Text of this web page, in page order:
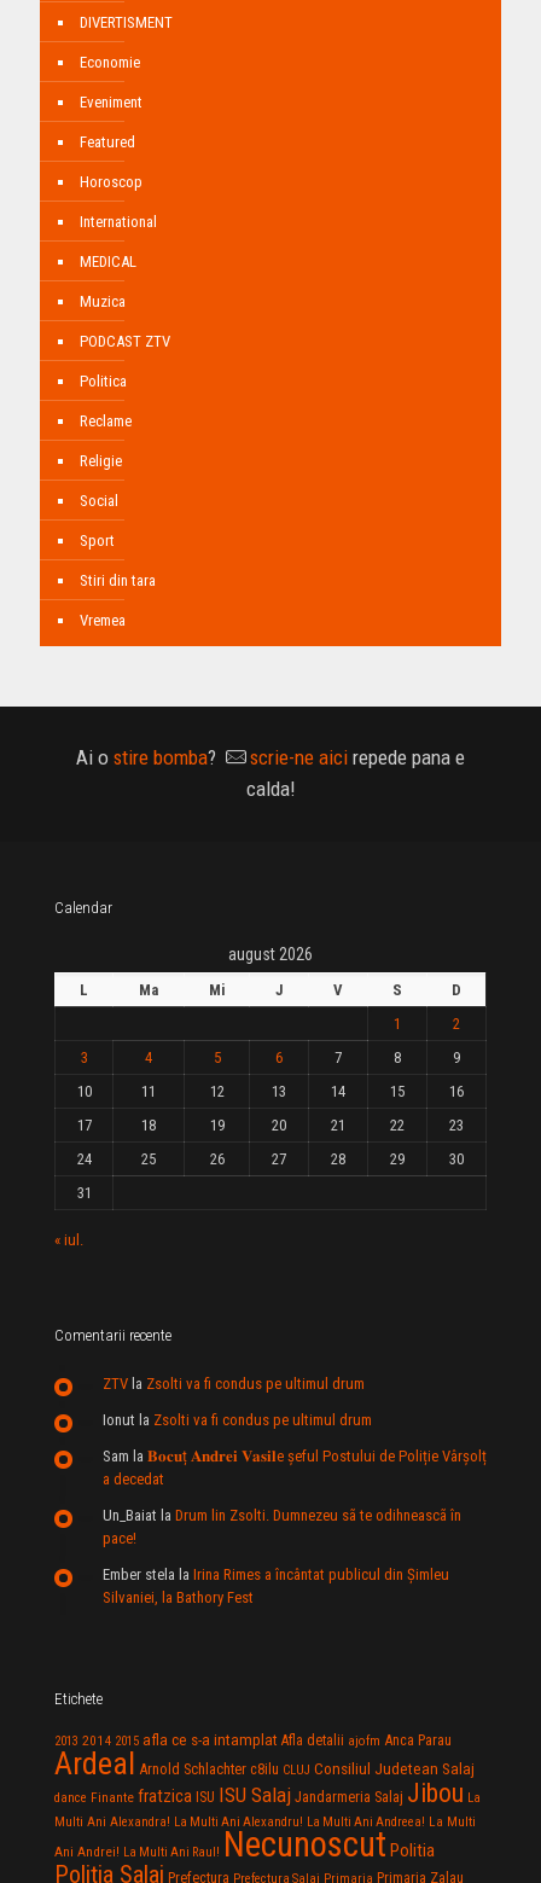
DIVERTISMENT
Economie
Eveniment
Featured
Horoscop
International
MEDICAL
Muzica
PODCAST ZTV
Politica
Reclame
Religie
Social
Sport
Stiri din tara
Vremea
Ai o stire bomba? scrie-ne aici repede pana e
calda!
Calendar
august 2026
L Ma Mi J V S
D
1
2
3
4 5 6 7 8
9
10
11 12 13 14 15
16
17
18 19 20 21 22
23
24
25 26 27 28 29
30
31
« iul.
Comentarii recente
ZTV la Zsolti va fi condus pe ultimul drum
Ionut la Zsolti va fi condus pe ultimul drum
Sam la 𝐁𝐨𝐜𝐮ț 𝐀𝐧𝐝𝐫𝐞𝐢 𝐕𝐚𝐬𝐢𝐥e şeful Postului de Poliție Vârșolț
a decedat
Un_Baiat la Drum lin Zsolti. Dumnezeu sã te odihneascã în
pace!
Ember stela la Irina Rimes a încântat publicul din Şimleu
Silvaniei, la Bathory Fest
Etichete
2013 2014 2015 afla ce s-a intamplat Afla detalii ajofm Anca Parau
Ardeal Arnold Schlachter c8ilu CLUJ Consiliul Judetean Salaj
dance Finante fratzica ISU ISU Salaj Jandarmeria Salaj Jibou La
Multi Ani Alexandra! La Multi Ani Alexandru! La Multi Ani Andreea! La Multi
Ani Andrei! La Multi Ani Raul! Necunoscut Politia
Politia Salaj Prefectura Prefectura Salaj Primaria Primaria Zalau